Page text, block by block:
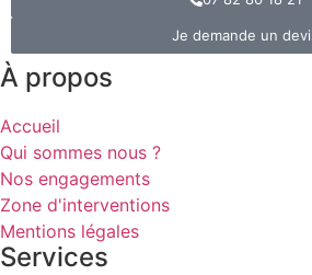
Je demande un
À propos
Accueil
Qui sommes nous ?
Nos engagements
Zone d'interventions
Mentions légales
Services